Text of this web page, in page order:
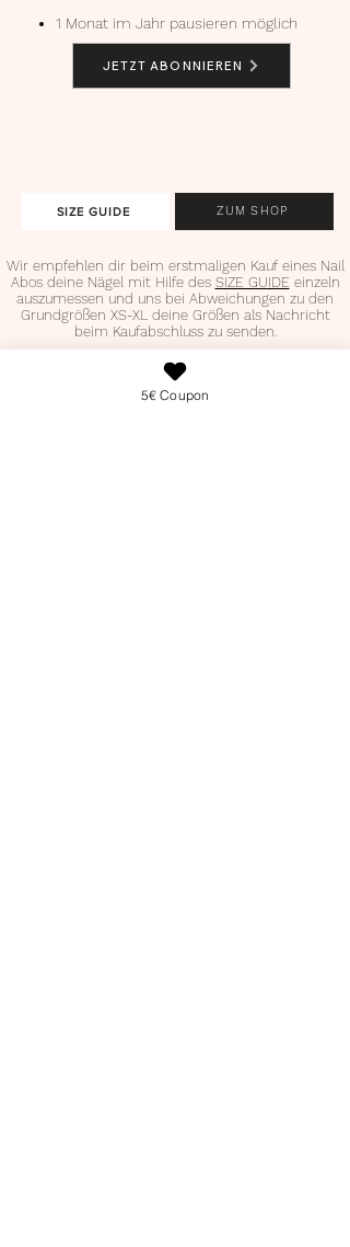
1 Monat im Jahr pausieren möglich
JETZT ABONNIEREN
SIZE GUIDE ZUM SHOP
Wir empfehlen dir beim erstmaligen Kauf eines Nail
Abos deine Nägel mit Hilfe des SIZE GUIDE einzeln
auszumessen und uns bei Abweichungen zu den
Grundgrößen XS-XL deine Größen als Nachricht
beim Kaufabschluss zu senden.
NAIL BOX DES MONATS
5€ Coupon